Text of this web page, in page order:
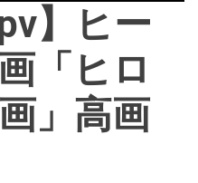
】ヒー
「ヒロ
」高画